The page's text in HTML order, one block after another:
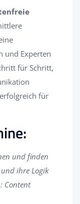
und Experten
für Schritt,
für
und finden
ihre Logik
Content